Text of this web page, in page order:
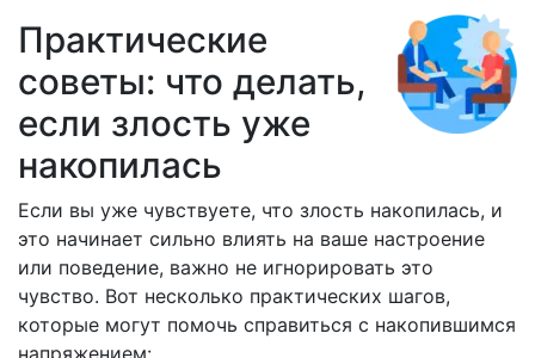
Практические
советы: что делать,
если злость уже
накопилась
Если вы уже чувствуете, что злость накопилась, и
это начинает сильно влиять на ваше настроение
или поведение, важно не игнорировать это
чувство. Вот несколько практических шагов,
которые могут помочь справиться с накопившимся
напряжением: